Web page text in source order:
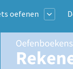
oefenen